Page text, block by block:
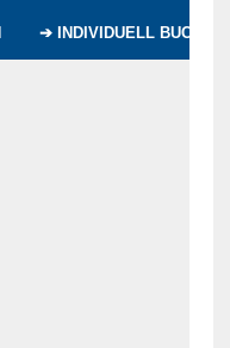
➔ INDIVIDUELL BUCHEN